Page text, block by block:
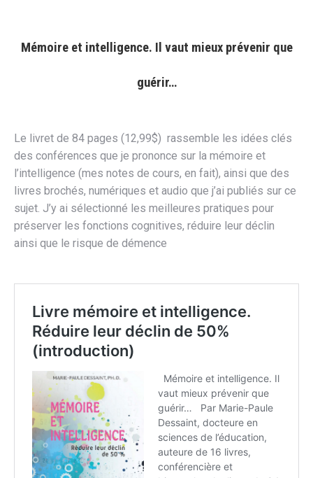
Mémoire et intelligence. Il vaut mieux prévenir que
guérir…
Le livret de 84 pages (12,99$) rassemble les idées clés
des conférences que je prononce sur la mémoire et
l’intelligence (mes notes de cours, en fait), ainsi que des
livres brochés, numériques et audio que j’ai publiés sur ce
sujet. J’y ai sélectionné les meilleures pratiques pour
préserver les fonctions cognitives, réduire leur déclin
ainsi que le risque de démence